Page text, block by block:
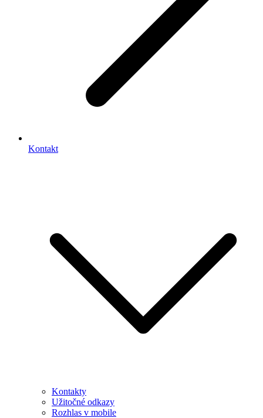
Kontakt
Kontakty
Užitočné odkazy
Rozhlas v mobile